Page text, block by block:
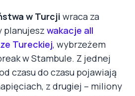
w Turcji wraca za
planujesz wakacje all
Tureckiej, wybrzeżem
w Stambule. Z jednej
czasu do czasu pojawiają
z drugiej – miliony